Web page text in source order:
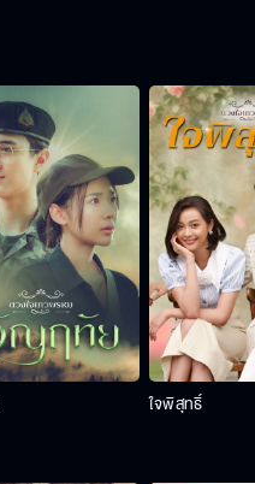
ใจพิสุทธิ์